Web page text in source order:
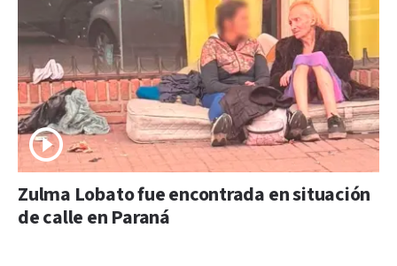
Zulma Lobato fue encontrada en situación
de calle en Paraná